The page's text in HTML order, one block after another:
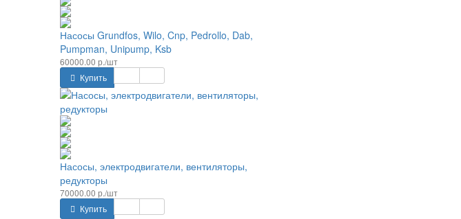
Насосы Grundfos, Wilo, Cnp, Pedrollo, Dab,
Pumpman, Unipump, Ksb
60000.00 р./шт
Купить
Насосы, электродвигатели, вентиляторы,
редукторы
70000.00 р./шт
Купить